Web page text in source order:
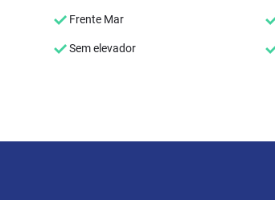
Frente Mar
Sem elevador